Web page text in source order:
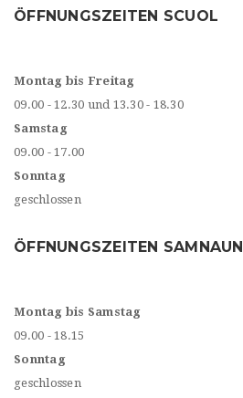
ÖFFNUNGSZEITEN SCUOL
Montag bis Freitag
09.00 - 12.30 und 13.30 - 18.30
Samstag
09.00 - 17.00
Sonntag
geschlossen
ÖFFNUNGSZEITEN SAMNAUN
Montag bis Samstag
09.00 - 18.15
Sonntag
geschlossen